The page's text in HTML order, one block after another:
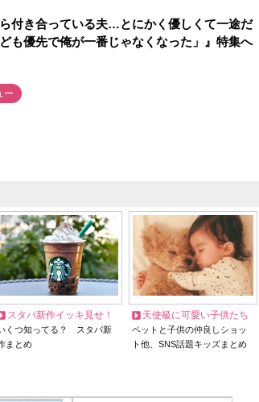
付き合っている夫…とにかく優しくて一途だ
も優先で俺が一番じゃなくなった」』特集へ
ー
スタバ新作イッキ見せ！
くつ知ってる？ スタバ新
まとめ
天使級に可愛い子供たち
ペットと子供の仲良しショッ
ト他、SNS話題キッズまとめ